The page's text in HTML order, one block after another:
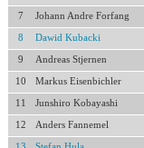
7 Johann Andre Forfang
8 Dawid Kubacki
9 Andreas Stjernen
10 Markus Eisenbichler
11 Junshiro Kobayashi
12 Anders Fannemel